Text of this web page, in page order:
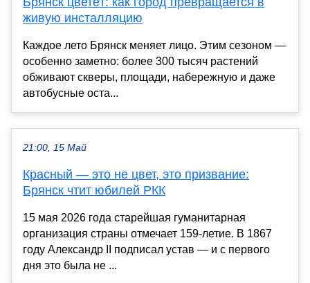
живую инсталляцию
Каждое лето Брянск меняет лицо. Этим сезоном —
особенно заметно: более 300 тысяч растений
обживают скверы, площади, набережную и даже
автобусные оста...
21:00, 15 Май
Красный — это не цвет, это призвание:
Брянск чтит юбилей РКК
15 мая 2026 года старейшая гуманитарная
организация страны отмечает 159-летие. В 1867
году Александр II подписал устав — и с первого
дня это была не ...